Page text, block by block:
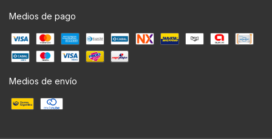
Medios de pago
Medios de envío